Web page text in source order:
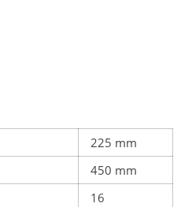
225 mm
450 mm
16